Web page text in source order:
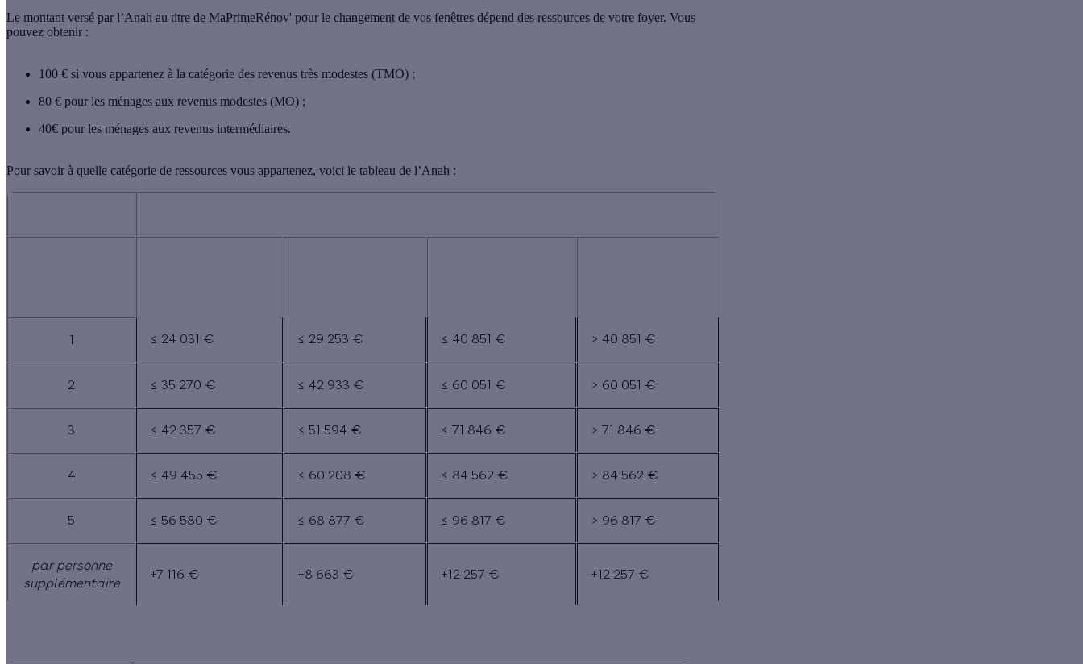
Le montant versé par l’Anah au titre de MaPrimeRénov' pour le changement de vos fenêtres dépend des ressources de votre foyer. Vous
pouvez obtenir :
100 € si vous appartenez à la catégorie des revenus très modestes (TMO) ;
80 € pour les ménages aux revenus modestes (MO) ;
40€ pour les ménages aux revenus intermédiaires.
Pour savoir à quelle catégorie de ressources vous appartenez, voici le tableau de l’Anah :
1 ≤ 24 031 € ≤ 29 253 € ≤ 40 851 € > 40 851 €
2 ≤ 35 270 € ≤ 42 933 € ≤ 60 051 € > 60 051 €
3 ≤ 42 357 € ≤ 51 594 € ≤ 71 846 € > 71 846 €
4 ≤ 49 455 € ≤ 60 208 € ≤ 84 562 € > 84 562 €
5 ≤ 56 580 € ≤ 68 877 € ≤ 96 817 € > 96 817 €
par personne
supplémentaire
+7 116 € +8 663 € +12 257 € +12 257 €